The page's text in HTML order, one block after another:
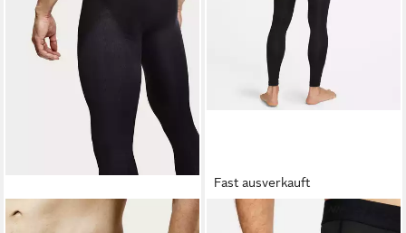
STRAMMER MAX
Fast ausverkauft
NIKE
Trainingstights PRO